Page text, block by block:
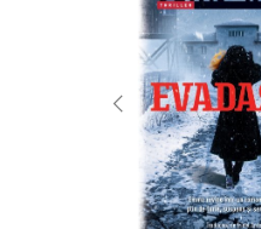
L-ar putea ajuta
Avem unul sau
Post-mortem
rușinea și
‹